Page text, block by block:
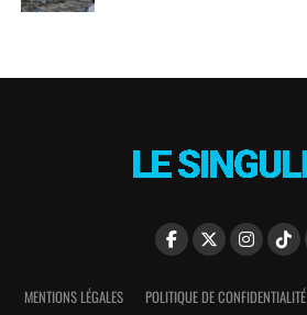
MENTIONS LÉGALES POLITIQUE DE CONFIDENTIALITÉ